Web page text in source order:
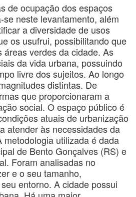
de ocupação dos espaços
neste levantamento, além
a diversidade de usos
os usufrui, possibilitando que
verdes da cidade. As
da vida urbana, possuindo
livre dos sujeitos. Ao longo
distintas. De
que proporcionaram a
social. O espaço público é
atuais de urbanização
atender às necessidades da
utilizada é dada
de Bento Gonçalves (RS) e
Foram analisadas no
e o seu tamanho,
entorno. A cidade possui